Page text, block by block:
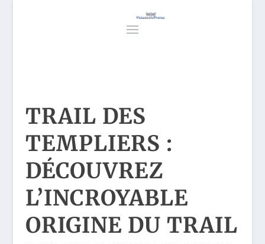
TRAIL DES
TEMPLIERS :
DÉCOUVREZ
L’INCROYABLE
ORIGINE DU TRAIL